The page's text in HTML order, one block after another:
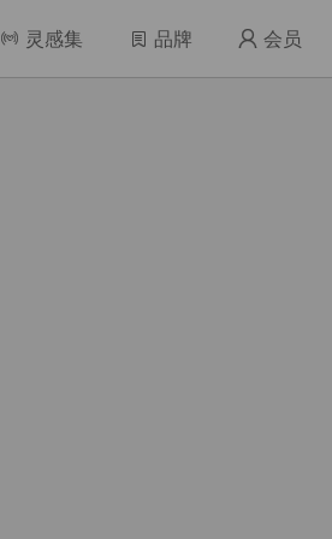
 灵感集  品牌  会员